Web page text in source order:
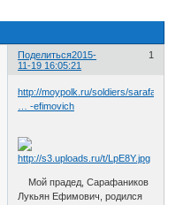
Поделиться 1
2015-
11-19 16:05:21
http://moypolk.ru/soldiers/sarafannikov
… -efimovich
Мой прадед, Сарафаников
Лукьян Ефимович, родился